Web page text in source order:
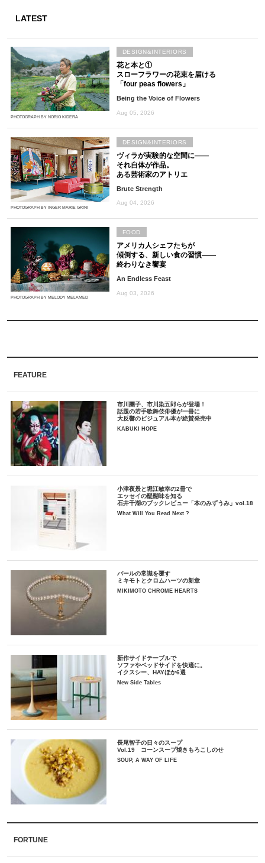
LATEST
PHOTOGRAPH BY NORIO KIDERA
花と本と①
スローフラワーの花束を届ける
「four peas flowers」
Being the Voice of Flowers
Aug 05, 2026
DESIGN&INTERIORS
PHOTOGRAPH BY INGER MARIE GRINI
ヴィラが実験的な空間に――
それ自体が作品。
ある芸術家のアトリエ
Brute Strength
Aug 04, 2026
DESIGN&INTERIORS
PHOTOGRAPH BY MELODY MELAMED
アメリカ人シェフたちが
傾倒する、新しい食の習慣――
終わりなき饗宴
An Endless Feast
Aug 03, 2026
FOOD
FEATURE
市川團子、市川染五郎らが登場！
話題の若手歌舞伎俳優が一冊に
大反響のビジュアル本が絶賛発売中
KABUKI HOPE
小津夜景と堀江敏幸の2冊で
エッセイの醍醐味を知る
石井千湖のブックレビュー「本のみずうみ」vol.18
What Will You Read Next ?
パールの常識を覆す
ミキモトとクロムハーツの新章
MIKIMOTO CHROME HEARTS
新作サイドテーブルで
ソファやベッドサイドを快適に。
イクスシー、HAYほか6選
New Side Tables
長尾智子の日々のスープ
Vol.19 コーンスープ焼きもろこしのせ
SOUP, A WAY OF LIFE
FORTUNE